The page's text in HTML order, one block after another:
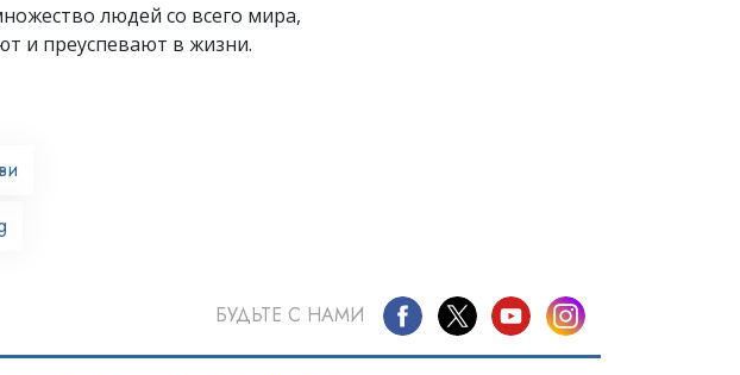
людей со всего мира,
и преуспевают в жизни.
БУДЬТЕ С НАМИ